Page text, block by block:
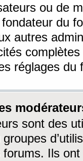
ou de
du
autres
réglages du
sont des
Ils ont